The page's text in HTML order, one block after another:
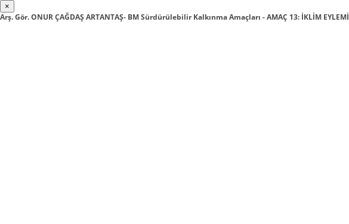
×
Arş. Gör. ONUR ÇAĞDAŞ ARTANTAŞ- BM Sürdürülebilir Kalkınma Amaçları - AMAÇ 13: İKLİM EYLEMİ